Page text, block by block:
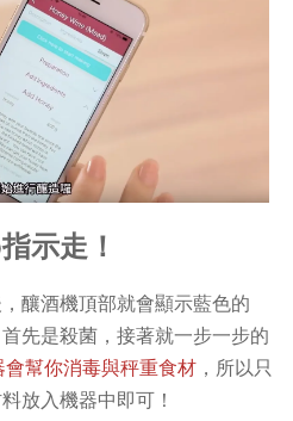
示走！
釀酒機頂部就會顯示藍色的
先是殺菌，接著就一步一步的
會幫你消毒與秤重食材 ，所以只
放入機器中即可！